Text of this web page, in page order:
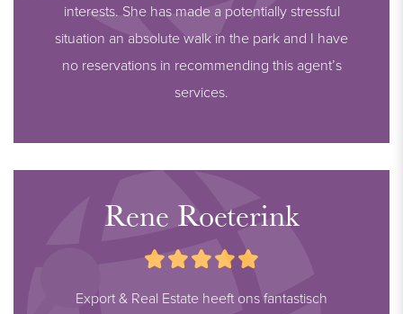
interests. She has made a potentially stressful
situation an absolute walk in the park and I have
no reservations in recommending this agent’s
services.
Rene Roeterink
Export & Real Estate heeft ons fantastisch